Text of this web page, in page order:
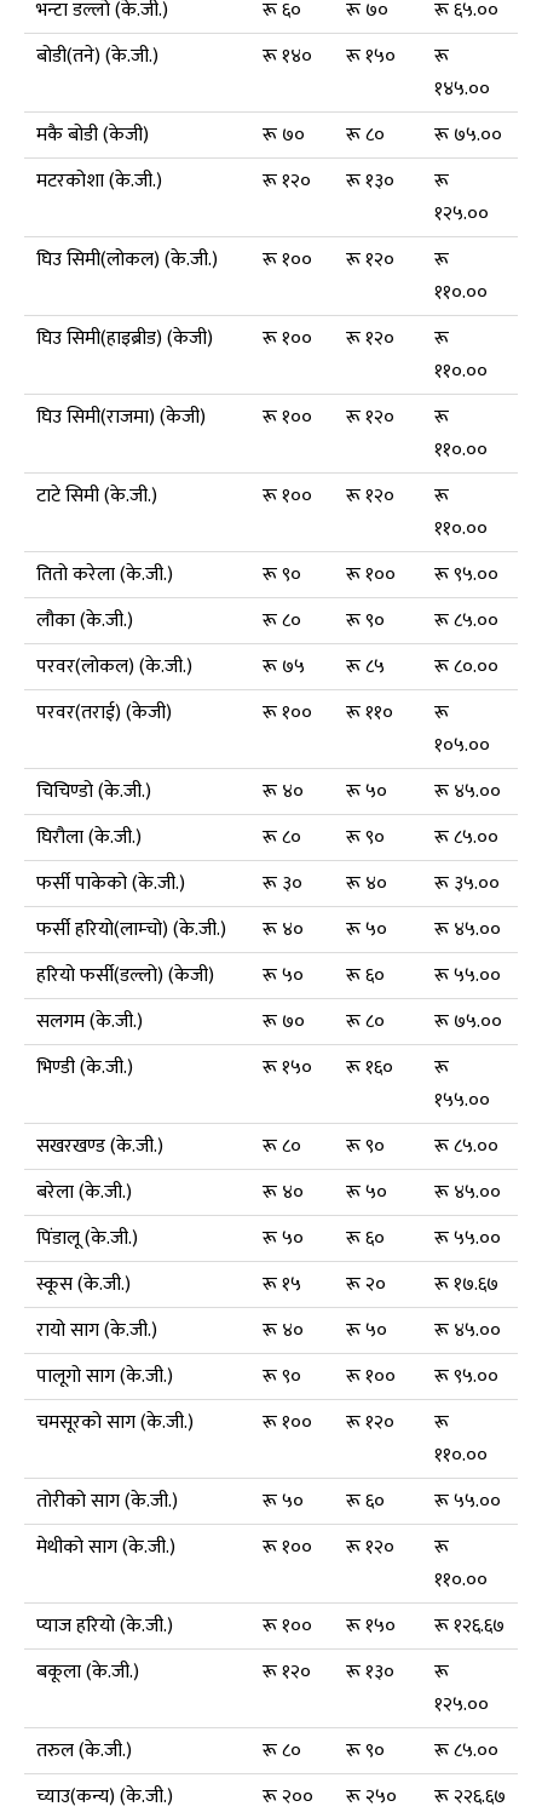
भन्टा डल्लो (के.जी.)
रू ६० रू ७०
रू ६५.००
बोडी(तने) (के.जी.)
रू १४० रू १५०
रू
१४५.००
मकै बोडी (केजी)
रू ७० रू ८०
रू ७५.००
मटरकोशा (के.जी.)
रू १२० रू १३०
रू
१२५.००
घिउ सिमी(लोकल) (के.जी.)
रू १०० रू १२०
रू
११०.००
घिउ सिमी(हाइब्रीड) (केजी)
रू १०० रू १२०
रू
११०.००
घिउ सिमी(राजमा) (केजी)
रू १०० रू १२०
रू
११०.००
टाटे सिमी (के.जी.)
रू १०० रू १२०
रू
११०.००
तितो करेला (के.जी.)
रू ९० रू १००
रू ९५.००
लौका (के.जी.)
रू ८० रू ९०
रू ८५.००
परवर(लोकल) (के.जी.)
रू ७५ रू ८५
रू ८०.००
परवर(तराई) (केजी)
रू १०० रू ११०
रू
१०५.००
चिचिण्डो (के.जी.)
रू ४० रू ५०
रू ४५.००
घिरौला (के.जी.)
रू ८० रू ९०
रू ८५.००
फर्सी पाकेको (के.जी.)
रू ३० रू ४०
रू ३५.००
फर्सी हरियो(लाम्चो) (के.जी.)
रू ४० रू ५०
रू ४५.००
हरियो फर्सी(डल्लो) (केजी)
रू ५० रू ६०
रू ५५.००
सलगम (के.जी.)
रू ७० रू ८०
रू ७५.००
भिण्डी (के.जी.)
रू १५० रू १६०
रू
१५५.००
सखरखण्ड (के.जी.)
रू ८० रू ९०
रू ८५.००
बरेला (के.जी.)
रू ४० रू ५०
रू ४५.००
पिंडालू (के.जी.)
रू ५० रू ६०
रू ५५.००
स्कूस (के.जी.)
रू १५ रू २०
रू १७.६७
रायो साग (के.जी.)
रू ४० रू ५०
रू ४५.००
पालूगो साग (के.जी.)
रू ९० रू १००
रू ९५.००
चमसूरको साग (के.जी.)
रू १०० रू १२०
रू
११०.००
तोरीको साग (के.जी.)
रू ५० रू ६०
रू ५५.००
मेथीको साग (के.जी.)
रू १०० रू १२०
रू
११०.००
प्याज हरियो (के.जी.)
रू १०० रू १५०
रू १२६.६७
बकूला (के.जी.)
रू १२० रू १३०
रू
१२५.००
तरुल (के.जी.)
रू ८० रू ९०
रू ८५.००
च्याउ(कन्य) (के.जी.)
रू २०० रू २५०
रू २२६.६७